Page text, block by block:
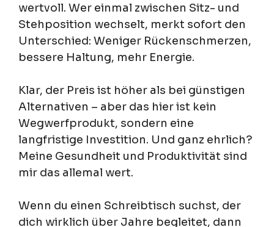
wertvoll. Wer einmal zwischen Sitz- und
Stehposition wechselt, merkt sofort den
Unterschied: Weniger Rückenschmerzen,
bessere Haltung, mehr Energie.
Klar, der Preis ist höher als bei günstigen
Alternativen – aber das hier ist kein
Wegwerfprodukt, sondern eine
langfristige Investition. Und ganz ehrlich?
Meine Gesundheit und Produktivität sind
mir das allemal wert.
Wenn du einen Schreibtisch suchst, der
dich wirklich über Jahre begleitet, dann